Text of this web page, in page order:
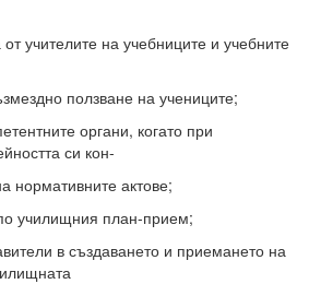
учителите на учебниците и учебните
ползване на учениците;
органи, когато при
си кон-
нормативните актове;
училищния план-прием;
в създаването и приемането на